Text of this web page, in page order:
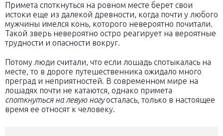
Примета споткнуться на ровном месте берет свои
истоки еще из далекой древности, когда почти у любого
мужчины имелся конь, которого невероятно почитали.
Такой зверь невероятно остро реагирует на вероятные
трудности и опасности вокруг.
Потому люди считали, что если лошадь спотыкалась на
месте, то в дороге путешественника ожидало много
преград и неприятностей. В современном мире на
лошадях почти не катаются, однако примета
споткнуться на левую ногуосталась, только в настоящее
время ее относят к человеку.